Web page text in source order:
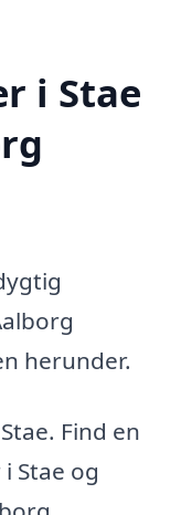
i Stae
herunder.
Find en
Stae og